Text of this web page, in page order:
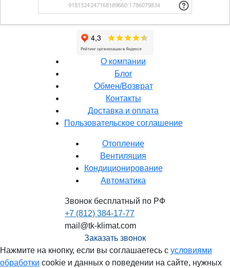
О компании
Блог
Обмен/Возврат
Контакты
Доставка и оплата
Пользовательское соглашение
Отопление
Вентиляция
Кондиционирование
Автоматика
Звонок бесплатный по РФ
+7 (812) 384-17-77
mail@tk-klimat.com
Заказать звонок
Нажмите на кнопку, если вы соглашаетесь с условиями
обработки cookie и данных о поведении на сайте, нужных